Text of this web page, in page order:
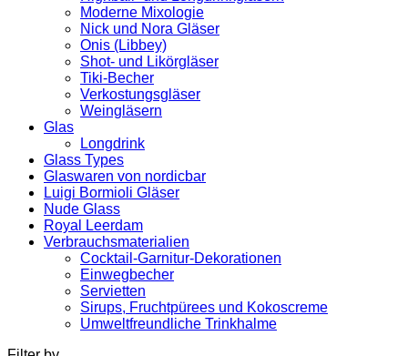
Moderne Mixologie
Nick und Nora Gläser
Onis (Libbey)
Shot- und Likörgläser
Tiki-Becher
Verkostungsgläser
Weingläsern
Glas
Longdrink
Glass Types
Glaswaren von nordicbar
Luigi Bormioli Gläser
Nude Glass
Royal Leerdam
Verbrauchsmaterialien
Cocktail-Garnitur-Dekorationen
Einwegbecher
Servietten
Sirups, Fruchtpürees und Kokoscreme
Umweltfreundliche Trinkhalme